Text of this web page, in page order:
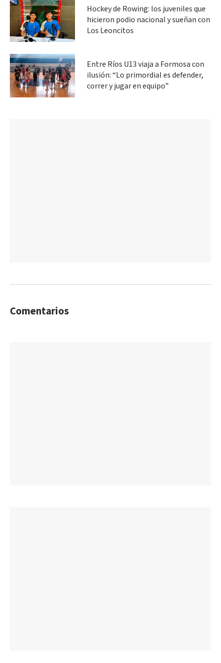
Hockey de Rowing: los juveniles que
hicieron podio nacional y sueñan con
Los Leoncitos
Entre Ríos U13 viaja a Formosa con
ilusión: “Lo primordial es defender,
correr y jugar en equipo”
Comentarios